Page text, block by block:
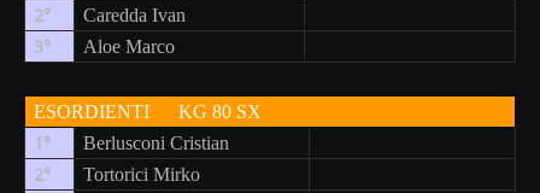
2° Caredda Ivan
3° Aloe Marco
ESORDIENTI KG 80 SX
1° Berlusconi Cristian
2° Tortorici Mirko